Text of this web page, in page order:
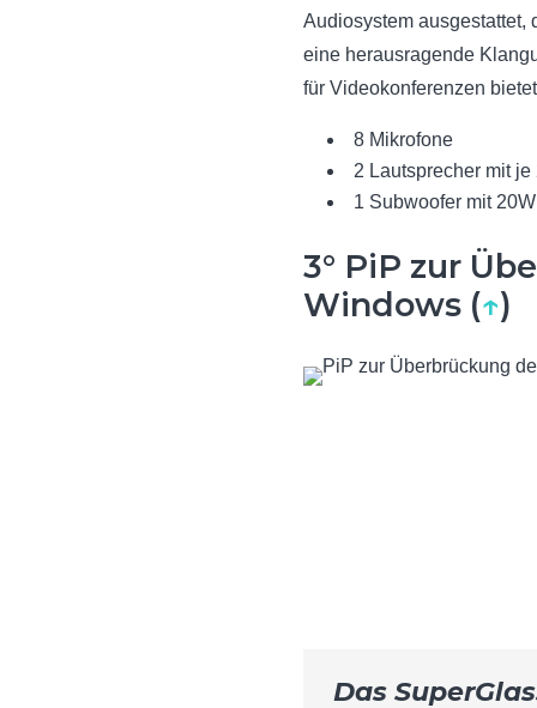
Audiosystem ausgestattet,
eine herausragende
für Videokonferenzen
8 Mikrofone
2 Lautsprecher mit je
1 Subwoofer mit 20W
3° PiP zur
Windows (↑)
Das